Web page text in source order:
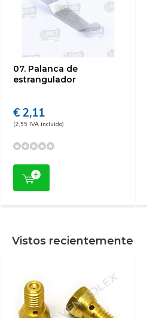
07. Palanca de
estrangulador
€ 2,11
(2,55 IVA incluido)
Vistos recientemente